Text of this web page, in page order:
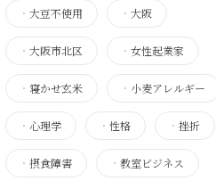
・ 大豆不使用 ・ 大阪
・ 大阪市北区 ・ 女性起業家
・ 寝かせ玄米 ・ 小麦アレルギー
・ 心理学 ・ 性格 ・ 挫折
・ 摂食障害 ・ 教室ビジネス